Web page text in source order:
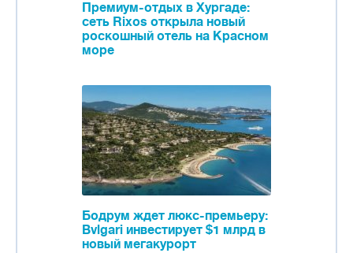
Премиум-отдых в Хургаде:
сеть Rixos открыла новый
роскошный отель на Красном
море
Бодрум ждет люкс-премьеру:
Bvlgari инвестирует $1 млрд в
новый мегакурорт